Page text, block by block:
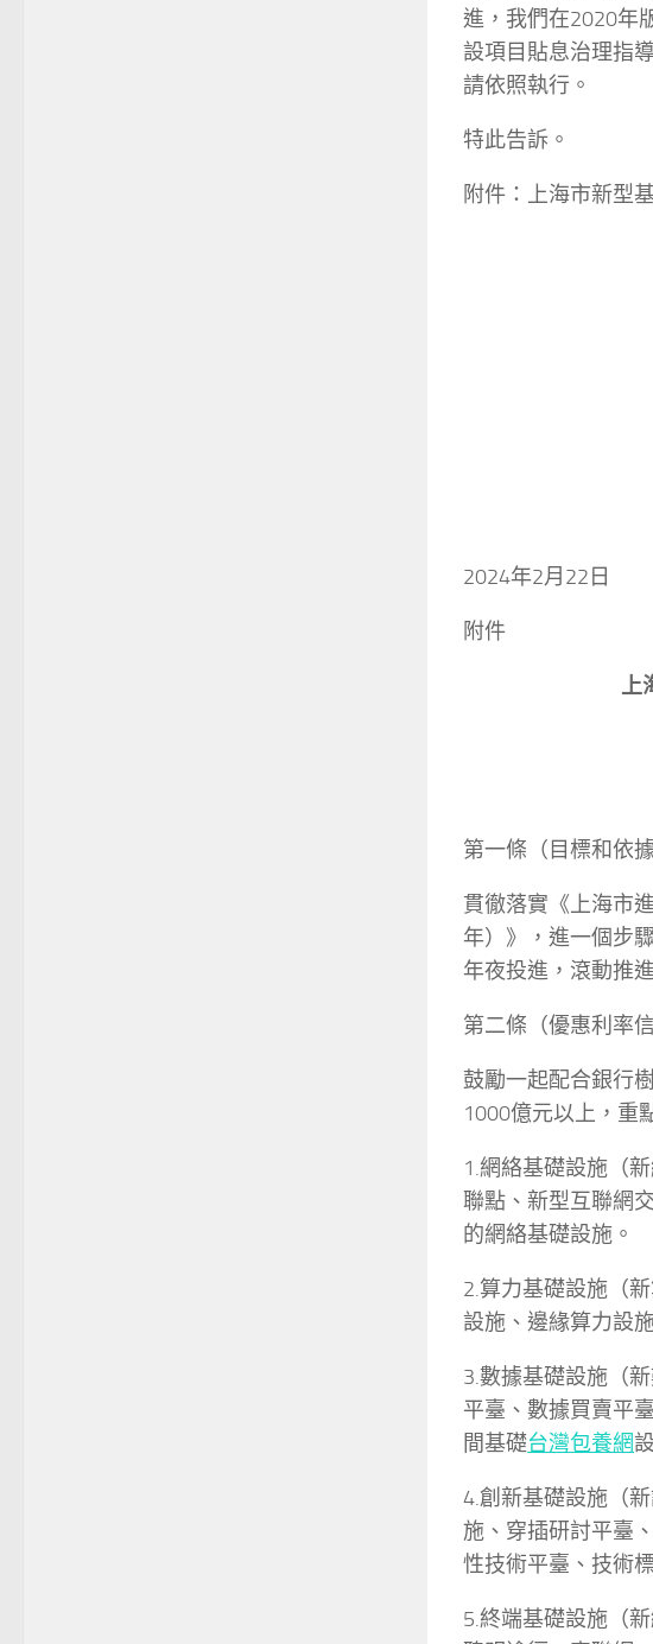
進，我們在2020年
設項目貼息治理指
請依照執行。
特此告訴。
附件：上海市新型
2024年2月22日
附件
上
第一條（目標和依據
貫徹落實《上海市
年）》，進一個步
年夜投進，滾動推
第二條（優惠利率
鼓勵一起配合銀行
1000億元以上，重
1.網絡基礎設施（
聯點、新型互聯網
的網絡基礎設施。
2.算力基礎設施（
設施、邊緣算力設
3.數據基礎設施（
平臺、數據買賣平
間基礎台灣包養網
4.創新基礎設施（
施、穿插研討平臺
性技術平臺、技術
5.終端基礎設施（